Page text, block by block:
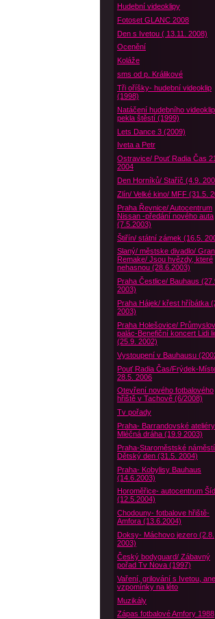
Hudební videoklipy
Fotoset GLANC 2008
Den s Ivetou ( 13.11. 2008)
Ocenění
Koláže
sms od p. Králikové
Tři oříšky- hudební videoklip
(1998)
Natáčení hudebního
pekla štěstí (1999)
Lets Dance 3 (2009)
Iveta a Petr
Ostravice/ Pouť Radia Čas
2004
Den Horníků/ Staříč (4.9.
Zlín/ Velké kino/ MFF (31.5.
Praha Řevnice/ Autocentrum
Nissan -předání nového auta
(7.5.2003)
Štiřín/ státní zámek (16.5.
Slaný/ městske divadlo/
Remake/ Jsou hvězdy, které
nehasnou (28.6.2003)
Praha Čestlice/ Bauhaus
2003)
Praha Hájek/ křest hříbátka
2003)
Praha Holešovice/
palác-Benefiční koncert Lidi
(25.9. 2002)
Vystoupení v Bauhausu
Pouť Radia Čas/Frýdek-
28.5. 2006
Otevření nového fotbalového
hřiště v Tachově (6/2008)
Tv pořady
Praha- Barrandovské
Mléčná dráha (19.9 2003)
Praha-Staroměstské
Dětský den (31.5. 2004)
Praha- Kobylisy Bauhaus
(14.6.2003)
Horoměřice- autocentrum
(12.5.2004)
Chodouny- fotbalove hřiště-
Amfora (13.6.2004)
Doksy- Máchovo jezero (2.8.
2003)
Český bodyguard/ Zábavný
pořad Tv Nova (1997)
Vaření, grilování s Ivetou,
vzpomínky na léto
Muzikály
Zápas fotbalové Amfory 1988